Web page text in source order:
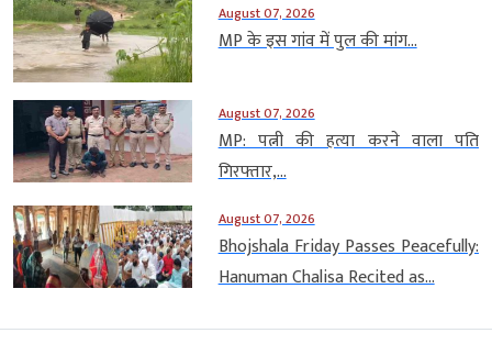
August 07, 2026
MP के इस गांव में पुल की मांग...
August 07, 2026
MP: पत्नी की हत्या करने वाला पति
गिरफ्तार,...
August 07, 2026
Bhojshala Friday Passes Peacefully:
Hanuman Chalisa Recited as...